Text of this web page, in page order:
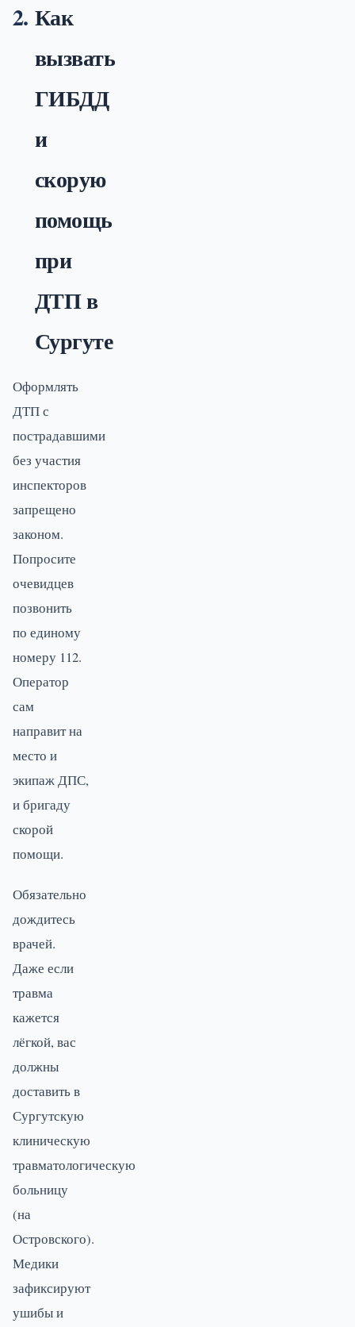
Как
вызвать
ГИБДД
и
скорую
помощь
при
ДТП в
Сургуте
Оформлять
ДТП с
пострадавшими
без участия
инспекторов
запрещено
законом.
Попросите
очевидцев
позвонить
по единому
номеру 112.
Оператор
сам
направит на
место и
экипаж ДПС,
и бригаду
скорой
помощи.
Обязательно
дождитесь
врачей.
Даже если
травма
кажется
лёгкой, вас
должны
доставить в
Сургутскую
клиническую
травматологическую
больницу
(на
Островского).
Медики
зафиксируют
ушибы и